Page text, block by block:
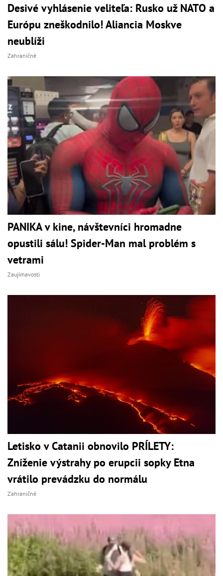
Desivé vyhlásenie veliteľa: Rusko už NATO a
Európu zneškodnilo! Aliancia Moskve
neublíži
Zahraničné
PANIKA v kine, návštevníci hromadne
opustili sálu! Spider-Man mal problém s
vetrami
Zaujímavosti
Letisko v Catanii obnovilo PRÍLETY:
Zníženie výstrahy po erupcii sopky Etna
vrátilo prevádzku do normálu
Zahraničné